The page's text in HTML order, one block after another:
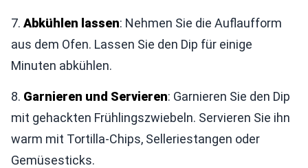
7. Abkühlen lassen: Nehmen Sie die Auflaufform
aus dem Ofen. Lassen Sie den Dip für einige
Minuten abkühlen.
8. Garnieren und Servieren: Garnieren Sie den Dip
mit gehackten Frühlingszwiebeln. Servieren Sie ihn
warm mit Tortilla-Chips, Selleriestangen oder
Gemüsesticks.